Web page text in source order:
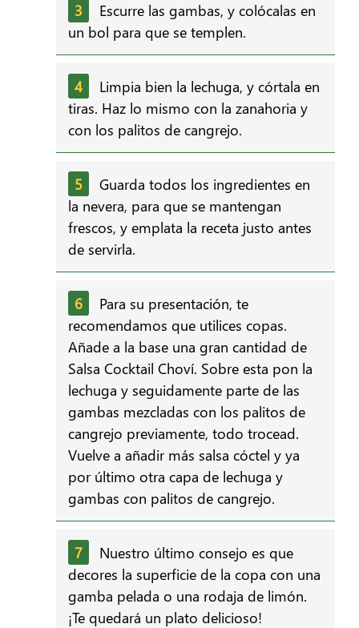
Escurre las gambas, y colócalas en
un bol para que se templen.
Limpia bien la lechuga, y córtala en
tiras. Haz lo mismo con la zanahoria y
con los palitos de cangrejo.
Guarda todos los ingredientes en
la nevera, para que se mantengan
frescos, y emplata la receta justo antes
de servirla.
Para su presentación, te
recomendamos que utilices copas.
Añade a la base una gran cantidad de
Salsa Cocktail Choví. Sobre esta pon la
lechuga y seguidamente parte de las
gambas mezcladas con los palitos de
cangrejo previamente, todo trocead.
Vuelve a añadir más salsa cóctel y ya
por último otra capa de lechuga y
gambas con palitos de cangrejo.
Nuestro último consejo es que
decores la superficie de la copa con una
gamba pelada o una rodaja de limón.
¡Te quedará un plato delicioso!